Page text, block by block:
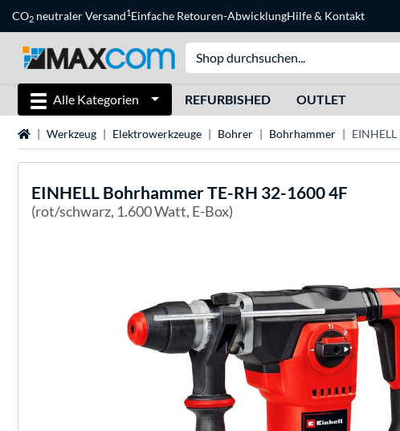
CO2 neutraler Versand1Einfache Retouren-AbwicklungHilfe& Kontakt
Alle Kategorien REFURBISHED OUTLET
StartseiteWerkzeug Elektrowerkzeuge Bohrer Bohrhammer
EINHELL Bohrhammer TE-RH 32-1600 4F
(rot/schwarz, 1.600 Watt, E-Box)